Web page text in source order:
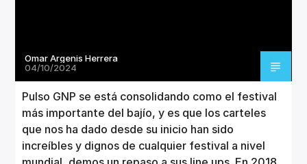
Omar Argenis Herrera
04/10/2024
Pulso GNP se está consolidando como el festival
más importante del bajío, y es que los carteles
que nos ha dado desde su inicio han sido
increíbles y dignos de cualquier festival a nivel